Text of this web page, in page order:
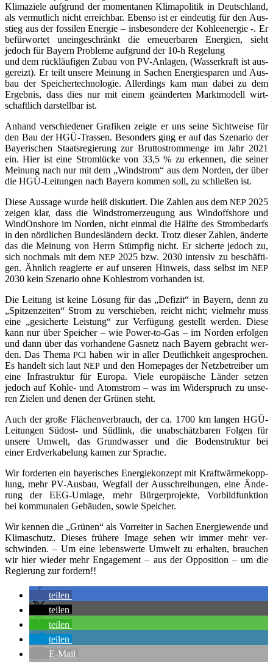
Kli­ma­zie­le auf­grund der momen­ta­nen Kli­ma­po­li­tik in Deutsch­land,
als ver­mut­lich nicht erreich­bar. Eben­so ist er ein­deu­tig für den Aus­
stieg aus der fos­si­len Ener­gie – ins­be­son­de­re der Koh­le­en­er­gie -. Er
befür­wor­tet unein­ge­schränkt die erneu­er­ba­ren Ener­gien, sieht
jedoch für Bay­ern Pro­ble­me auf­grund der 10‑h Regelung
und dem rück­läu­fi­gen Zubau von PV-Anla­gen, (Was­ser­kraft ist aus­
ge­reizt). Er teilt unse­re Mei­nung in Sachen Ener­gie­spa­ren und Aus­
bau der Spei­cher­tech­no­lo­gie. Aller­dings kam man dabei zu dem
Ergeb­nis, dass dies nur mit einem geän­der­ten Markt­mo­dell wirt­
schaft­lich dar­stell­bar ist.
Anhand ver­schie­de­ner Gra­fi­ken zeig­te er uns sei­ne Sicht­wei­se für
den Bau der HGÜ-Tras­sen. Beson­ders ging er auf das Sze­na­rio der
Baye­ri­schen Staats­re­gie­rung zur Brut­to­strom­men­ge im Jahr 2021
ein. Hier ist eine Strom­lü­cke von 33,5 % zu erken­nen, die sei­ner
Mei­nung nach nur mit dem „Wind­strom“ aus dem Nor­den, der über
die HGÜ-Lei­tun­gen nach Bay­ern kom­men soll, zu schlie­ßen ist.
Die­se Aus­sa­ge wur­de heiß dis­ku­tiert. Die Zah­len aus dem NEP 2025
zei­gen klar, dass die Wind­strom­erzeu­gung aus Wind­off­shore und
Win­dOnshore im Nor­den, nicht ein­mal die Hälf­te des Strom­be­darfs
in den nörd­li­chen Bun­des­län­dern deckt. Trotz die­ser Zah­len, änder­te
das die Mei­nung von Herrn Stümp­fig nicht. Er sicher­te jedoch zu,
sich noch­mals mit dem NEP2025 bzw. 2030 inten­siv zu beschäf­ti­
gen. Ähn­lich reagier­te er auf unse­ren Hin­weis, dass selbst im NEP
2030 kein Sze­na­rio ohne Koh­lestrom vor­han­den ist.
Die Lei­tung ist kei­ne Lösung für das „Defi­zit“ in Bay­ern, denn zu
„Spit­zen­zei­ten“ Strom zu ver­schie­ben, reicht nicht; viel­mehr muss
eine „gesi­cher­te Leis­tung“ zur Ver­fü­gung gestellt wer­den. Die­se
kann nur über Spei­cher – wie Power-to-Gas – im Nor­den erfol­gen
und dann über das vor­han­de­ne Gas­netz nach Bay­ern gebracht wer­
den. Das The­ma PCI haben wir in aller Deut­lich­keit ange­spro­chen.
Es han­delt sich lautNEP und den Home­pages der Netz­be­trei­ber um
eine Infra­struk­tur für Euro­pa. Vie­le euro­päi­sche Län­der set­zen
jedoch auf Koh­le- und Atom­strom – was im Wider­spruch zu unse­
ren Zie­len und denen der Grü­nen steht.
Auch der gro­ße Flä­chen­ver­brauch, der ca. 1700 km lan­gen HGÜ-
Lei­tun­gen Süd­ost- und Süd­link, die unab­schätz­ba­ren Fol­gen für
unse­re Umwelt, das Grund­was­ser und die Boden­struk­tur bei
einer Erd­ver­ka­be­lung kamen zur Sprache.
Wir for­der­ten ein baye­ri­sches Ener­gie­kon­zept mit Kraft­wär­me­kopp­
lung, mehr PV-Aus­bau, Weg­fall der Aus­schrei­bun­gen, eine Ände­
rung der EEG-Umla­ge, mehr Bür­ger­pro­jek­te, Vor­bild­funk­ti­on
bei kom­mu­na­len Gebäu­den, sowie Speicher.
Wir ken­nen die „Grü­nen“ als Vor­rei­ter in Sachen Ener­gie­wen­de und
Kli­ma­schutz. Die­ses frü­he­re Image sehen wir immer mehr ver­
schwin­den. – Um eine lebens­wer­te Umwelt zu erhal­ten, brau­chen
wir hier wie­der mehr Enga­ge­ment – aus der Oppo­si­ti­on – um die
Regie­rung zur fordern!!
tei­len
tei­len
tei­len
tei­len
E‑Mail